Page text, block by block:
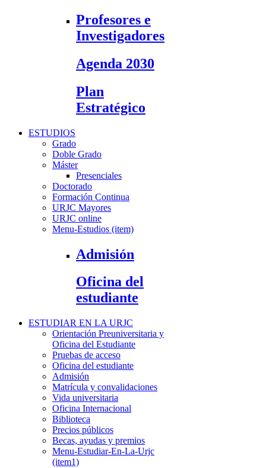
Profesores e
Investigadores
Agenda 2030
Plan
Estratégico
ESTUDIOS
Grado
Doble Grado
Máster
Presenciales
Doctorado
Formación Continua
URJC Mayores
URJC online
Menu-Estudios (item)
Admisión
Oficina del
estudiante
ESTUDIAR EN LA URJC
Orientación Preuniversitaria y
Oficina del Estudiante
Pruebas de acceso
Oficina del estudiante
Admisión
Matrícula y convalidaciones
Vida universitaria
Oficina Internacional
Biblioteca
Precios públicos
Becas, ayudas y premios
Menu-Estudiar-En-La-Urjc
(item1)